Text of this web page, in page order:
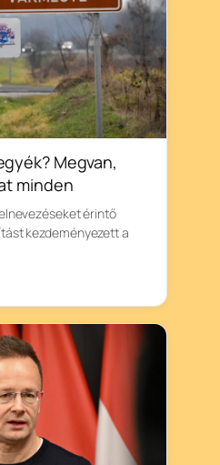
Megvan,
minden
érintő
kezdeményezett a